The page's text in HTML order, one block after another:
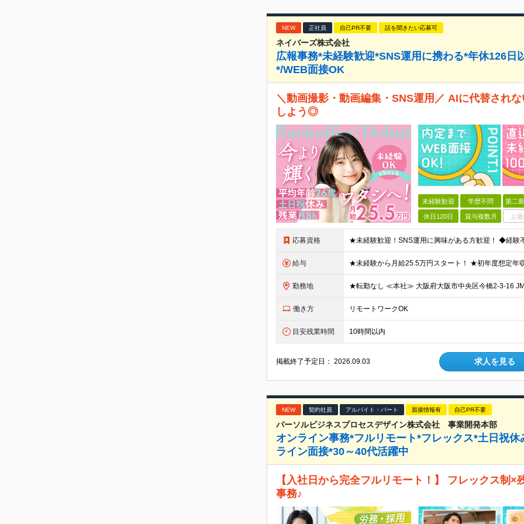
NEW 正社員 自己PR不要 話を聞きたい応募可
ネイバーズ株式会社
広報事務*未経験歓迎*SNS運用に携わる*年休126日
*/WEB面接OK
＼動画撮影・動画編集・SNS運用／ AIに代替され
しよう◎
未経験歓迎 学歴不問 第二
休日120日 賞与複数月 上
応募資格
給与
勤務地
働き方 リモートワークOK
目安残業時間 10時間以内
掲載終了予定日：2026.09.03 求人を見る
NEW 契約社員 アルバイト・パート 面接情報有 自己PR不要
パーソルビジネスプロセスデザイン株式会社 事業開発本部
オンライン事務*フルリモート*フレックス*土日祝
ライン面接*30～40代活躍中
【入社日から完全フルリモート！】 フレックス制
事務♪